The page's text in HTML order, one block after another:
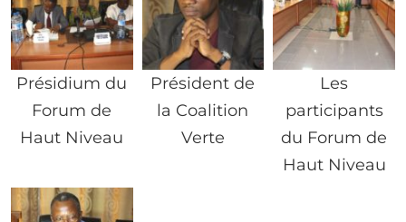
Présidium du
Forum de
Haut Niveau
Président de
la Coalition
Verte
Les
participants
du Forum de
Haut Niveau